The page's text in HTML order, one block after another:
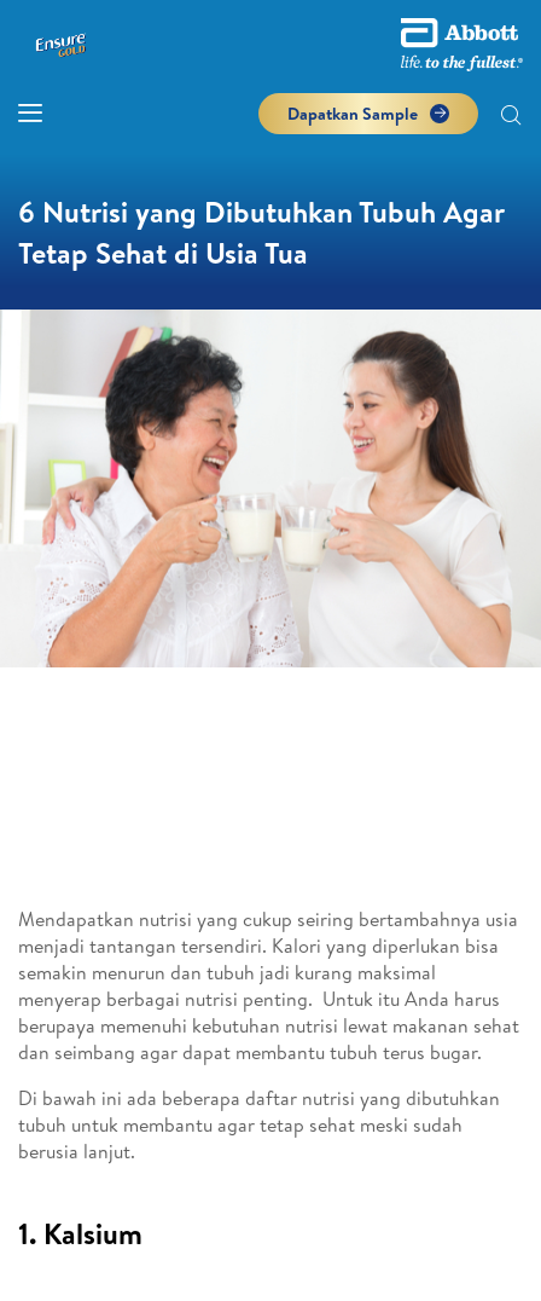
Dapatkan Sample
6 Nutrisi yang Dibutuhkan Tubuh Agar
Tetap Sehat di Usia Tua
Mendapatkan nutrisi yang cukup seiring bertambahnya usia
menjadi tantangan tersendiri. Kalori yang diperlukan bisa
semakin menurun dan tubuh jadi kurang maksimal
menyerap berbagai nutrisi penting. Untuk itu Anda harus
berupaya memenuhi kebutuhan nutrisi lewat makanan sehat
dan seimbang agar dapat membantu tubuh terus bugar.
Di bawah ini ada beberapa daftar nutrisi yang dibutuhkan
tubuh untuk membantu agar tetap sehat meski sudah
berusia lanjut.
1. Kalsium